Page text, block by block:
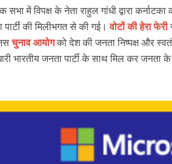
सभा में विपक्ष के नेता राहुल गांधी द्वारा
पार्टी की मिलीभगत से की गई। वोटों की हेरा फेरी
चुनाव आयोगको देश की जनता निष्पक्ष और
भारतीय जनता पार्टी के साथ मिल कर जनता